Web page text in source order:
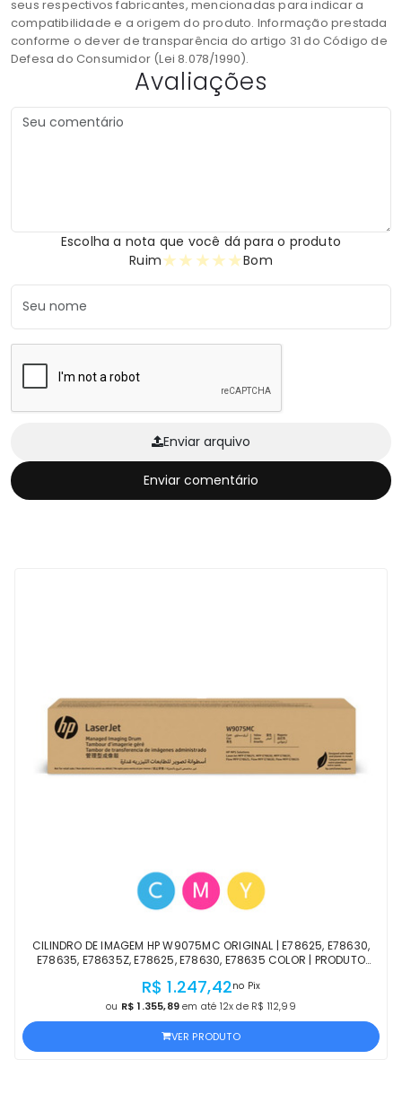
seus respectivos fabricantes, mencionadas para indicar a
compatibilidade e a origem do produto. Informação prestada
conforme o dever de transparência do artigo 31 do Código de
Defesa do Consumidor (Lei 8.078/1990).
Avaliações
Escolha a nota que você dá para o produto
Ruim
★
★
★
★
★ Bom
Enviar arquivo
Enviar comentário
CILINDRO DE IMAGEM HP W9075MC ORIGINAL | E78625, E78630,
E78635, E78635Z, E78625, E78630, E78635 COLOR | PRODUTO
R$ 1.247,42no Pix
ou R$ 1.355,89em até 12x de R$ 112,99
VER PRODUTO